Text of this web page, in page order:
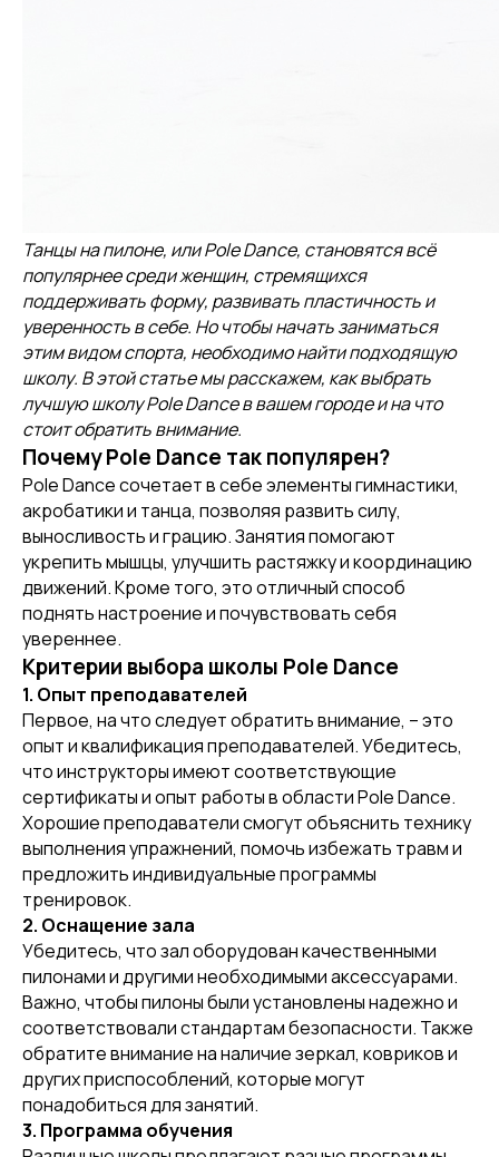
Танцы на пилоне, или Pole Dance, становятся всё
популярнее среди женщин, стремящихся
поддерживать форму, развивать пластичность и
уверенность в себе. Но чтобы начать заниматься
этим видом спорта, необходимо найти подходящую
школу. В этой статье мы расскажем, как выбрать
лучшую школу Pole Dance в вашем городе и на что
стоит обратить внимание.
Почему Pole Dance так популярен?
Pole Dance сочетает в себе элементы гимнастики,
акробатики и танца, позволяя развить силу,
выносливость и грацию. Занятия помогают
укрепить мышцы, улучшить растяжку и координацию
движений. Кроме того, это отличный способ
поднять настроение и почувствовать себя
увереннее.
Критерии выбора школы Pole Dance
1. Опыт преподавателей
Первое, на что следует обратить внимание, – это
опыт и квалификация преподавателей. Убедитесь,
что инструкторы имеют соответствующие
сертификаты и опыт работы в области Pole Dance.
Хорошие преподаватели смогут объяснить технику
выполнения упражнений, помочь избежать травм и
предложить индивидуальные программы
тренировок.
2. Оснащение зала
Убедитесь, что зал оборудован качественными
пилонами и другими необходимыми аксессуарами.
Важно, чтобы пилоны были установлены надежно и
соответствовали стандартам безопасности. Также
обратите внимание на наличие зеркал, ковриков и
других приспособлений, которые могут
понадобиться для занятий.
3. Программа обучения